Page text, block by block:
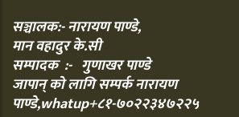
सञ्चालक:- नारायण पाण्डे,
मान वहादुर के.सी
सम्पादक :- गुणाखर पाण्डे
जापान् को लागि सम्पर्क नारायण
पाण्डे,whatup+८१-७०२२३४७२२५